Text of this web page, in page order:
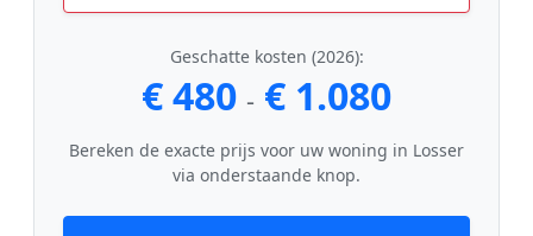
Geschatte kosten (2026):
€ 480 - € 1.080
Bereken de exacte prijs voor uw woning in Losser
via onderstaande knop.